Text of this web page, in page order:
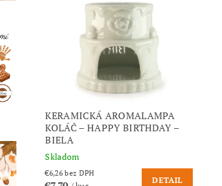
KERAMICKÁ AROMALAMPA
KOLÁČ – HAPPY BIRTHDAY –
BIELA
Skladom
€6,26 bez DPH
DETAIL